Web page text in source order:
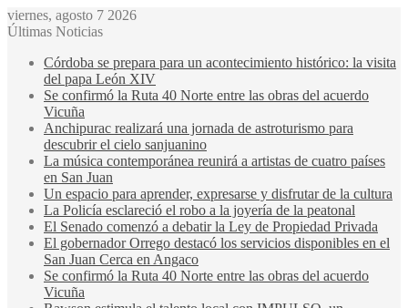
viernes, agosto 7 2026
Últimas Noticias
Córdoba se prepara para un acontecimiento histórico: la visita
del papa León XIV
Se confirmó la Ruta 40 Norte entre las obras del acuerdo
Vicuña
Anchipurac realizará una jornada de astroturismo para
descubrir el cielo sanjuanino
La música contemporánea reunirá a artistas de cuatro países
en San Juan
Un espacio para aprender, expresarse y disfrutar de la cultura
La Policía esclareció el robo a la joyería de la peatonal
El Senado comenzó a debatir la Ley de Propiedad Privada
El gobernador Orrego destacó los servicios disponibles en el
San Juan Cerca en Angaco
Se confirmó la Ruta 40 Norte entre las obras del acuerdo
Vicuña